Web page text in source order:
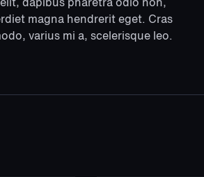
dapibus pharetra odio non,
magna hendrerit eget. Cras
varius mi a, scelerisque leo.